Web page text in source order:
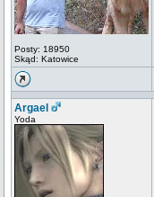
Posty: 18950
Skąd: Katowice
Argael
Yoda